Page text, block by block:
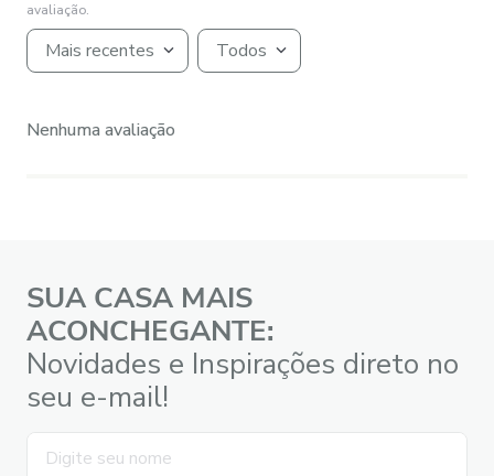
avaliação.
Mais recentes Todos
Nenhuma avaliação
SUA CASA MAIS
ACONCHEGANTE:
Novidades e Inspirações direto no
seu e-mail!